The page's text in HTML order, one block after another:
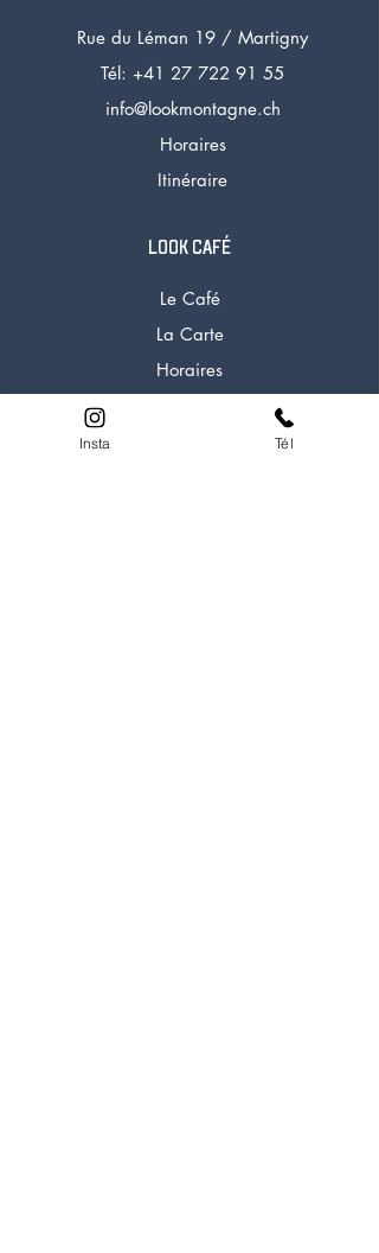
Rue du Léman 19 / Martigny
Tél: +41 27 722 91 55
info@lookmontagne.ch
Horaires
Itinéraire
LOOK CAFÉ
Le Café
La Carte
Horaires
Tél:
+41 27 722 91 58
Insta Tél